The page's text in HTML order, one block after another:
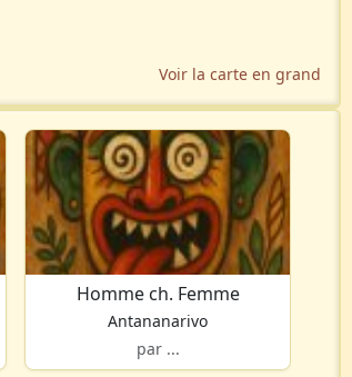
Voir la carte en grand
Homme ch. Femme
Antananarivo
par ...